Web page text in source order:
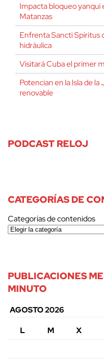
Impacta bloqueo yanqui
Matanzas
Enfrenta Sancti Spíritus
hidráulica
Visitará Cuba el primer
Potencian en la Isla de
renovable
PODCAST RELOJ
CATEGORÍAS DE
Categorías de contenidos
PUBLICACIONES
MINUTO
AGOSTO 2026
L
M X